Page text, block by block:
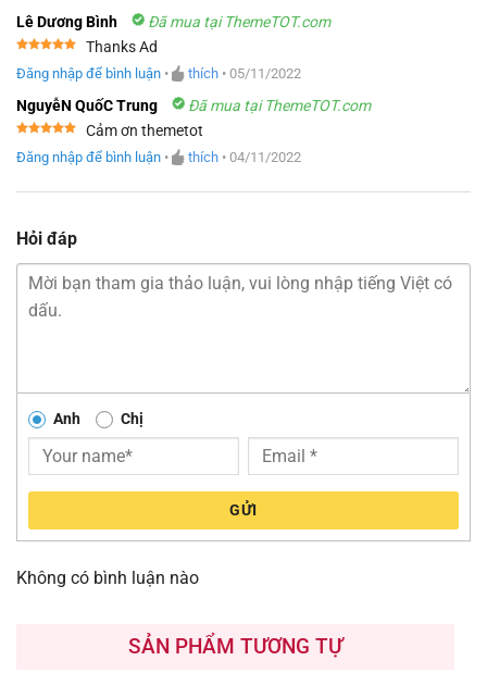
Lê Dương Bình Đã mua tại ThemeTOT.com
hạng55
Thanks Ad
Đăng nhập để bình luận • thích • 05/11/2022
NguyễN QuốC Trung Đã mua tại ThemeTOT.com
hạng55
Cảm ơn themetot
Đăng nhập để bình luận • thích • 04/11/2022
Hỏi đáp
Anh Chị
GỬI
Không có bình luận nào
SẢN PHẨM TƯƠNG TỰ